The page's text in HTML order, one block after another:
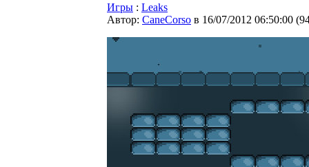
Игры : Leaks
Автор: CaneCorso в 16/07/2012 06:50:00 (